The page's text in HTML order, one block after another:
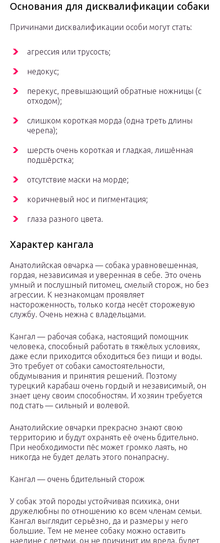
Основания для дисквалификации собаки
Причинами дисквалификации особи могут стать:
агрессия или трусость;
недокус;
перекус, превышающий обратные ножницы (с
отходом);
слишком короткая морда (одна треть длины
черепа);
шерсть очень короткая и гладкая, лишённая
подшёрстка;
отсутствие маски на морде;
коричневый нос и пигментация;
глаза разного цвета.
Характер кангала
Анатолийская овчарка — собака уравновешенная,
гордая, независимая и уверенная в себе. Это очень
умный и послушный питомец, смелый сторож, но без
агрессии. К незнакомцам проявляет
настороженность, только когда несёт сторожевую
службу. Очень нежна с владельцами.
Кангал — рабочая собака, настоящий помощник
человека, способный работать в тяжёлых условиях,
даже если приходится обходиться без пищи и воды.
Это требует от собаки самостоятельности,
обдумывания и принятия решений. Поэтому
турецкий карабаш очень гордый и независимый, он
знает цену своим способностям. И хозяин требуется
под стать — сильный и волевой.
Анатолийские овчарки прекрасно знают свою
территорию и будут охранять её очень бдительно.
При необходимости пёс может громко лаять, но
никогда не будет делать этого понапрасну.
Кангал — очень бдительный сторож
У собак этой породы устойчивая психика, они
дружелюбны по отношению ко всем членам семьи.
Кангал выглядит серьёзно, да и размеры у него
большие. Тем не менее собаку можно оставить
наедине с детьми, он не причинит им вреда, будет